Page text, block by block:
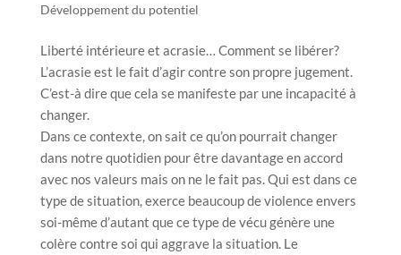
Développement du potentiel
Liberté intérieure et acrasie… Comment se libérer?
L’acrasie est le fait d’agir contre son propre jugement.
C’est-à dire que cela se manifeste par une incapacité à
changer.
Dans ce contexte, on sait ce qu’on pourrait changer
dans notre quotidien pour être davantage en accord
avec nos valeurs mais on ne le fait pas. Qui est dans ce
type de situation, exerce beaucoup de violence envers
soi-même d’autant que ce type de vécu génère une
colère contre soi qui aggrave la situation. Le